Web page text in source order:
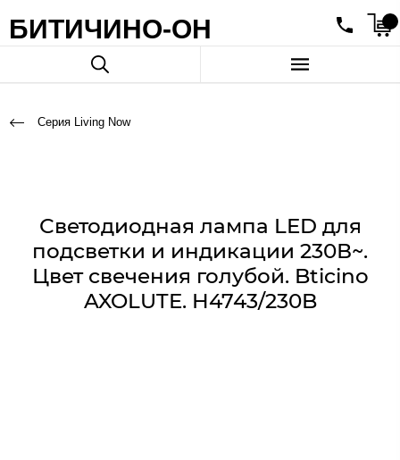
БИТИЧИНО-ОН
Серия Living Now
Светодиодная лампа LED для
подсветки и индикации 230В~.
Цвет свечения голубой. Bticino
AXOLUTE. H4743/230B